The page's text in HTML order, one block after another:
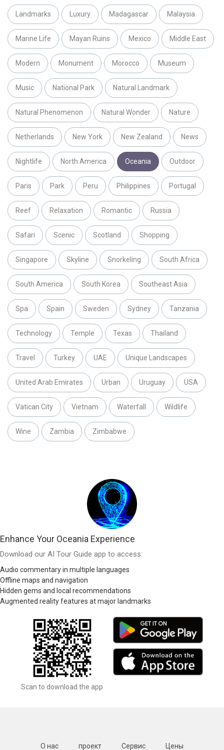
Landmarks Luxury Madagascar Malaysia
Marine Life Mayan Ruins Mexico Middle East
Modern Monument Morocco Museum
Music National Park Natural Landmark
Natural Phenomenon Natural Wonder Nature
Netherlands New York New Zealand News
Nightlife North America Oceania Outdoor
Paris Park Peru Philippines Portugal
Reef Relaxation Romantic Russia
Safari Scenic Scotland Shopping
Singapore Skyline Snorkeling South Africa
South America South Korea Southeast Asia
Spa Spain Sweden Sydney Tanzania
Technology Temple Texas Thailand
Travel Turkey UAE Unique Landscapes
United Arab Emirates Urban Uruguay USA
Vatican City Vietnam Waterfall Wildlife
Wine Zambia Zimbabwe
Enhance Your Oceania Experience
Download our AI Tour Guide app to access:
Audio commentary in multiple languages
Offline maps and navigation
Hidden gems and local recommendations
Augmented reality features at major landmarks
Scan to download the app
О нас проект Сервис Цены